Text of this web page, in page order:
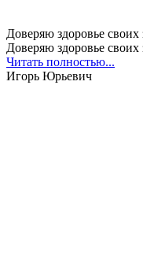
Доверяю здоровье своих
Доверяю здоровье своих
Читать полностью...
Игорь Юрьевич